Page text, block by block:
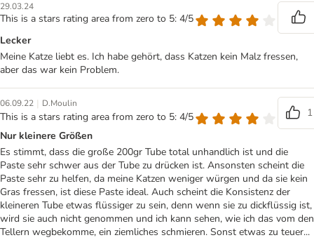
29.03.24
This is a stars rating area from zero to 5: 4/5
Lecker
Meine Katze liebt es. Ich habe gehört, dass Katzen kein Malz fressen,
aber das war kein Problem.
06.09.22 | D.Moulin
This is a stars rating area from zero to 5: 4/5
1
Nur kleinere Größen
Es stimmt, dass die große 200gr Tube total unhandlich ist und die
Paste sehr schwer aus der Tube zu drücken ist. Ansonsten scheint die
Paste sehr zu helfen, da meine Katzen weniger würgen und da sie kein
Gras fressen, ist diese Paste ideal. Auch scheint die Konsistenz der
kleineren Tube etwas flüssiger zu sein, denn wenn sie zu dickflüssig ist,
wird sie auch nicht genommen und ich kann sehen, wie ich das vom den
Tellern wegbekomme, ein ziemliches schmieren. Sonst etwas zu teuer...